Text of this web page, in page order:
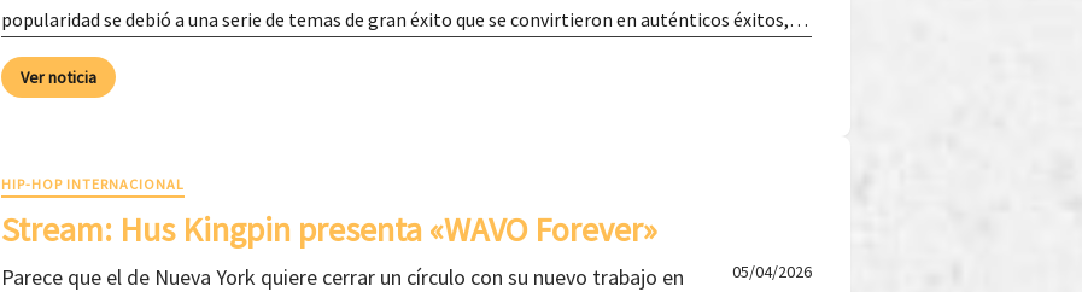
popularidad se debió a una serie de temas de gran éxito que se convirtieron en auténticos éxitos,…
Ver noticia
HIP-HOP INTERNACIONAL
Stream: Hus Kingpin presenta «WAVO Forever»
Parece que el de Nueva York quiere cerrar un círculo con su nuevo trabajo en
05/04/2026